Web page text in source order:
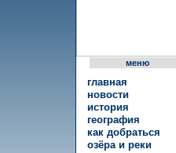
меню
главная
новости
история
география
как добраться
озёра и реки